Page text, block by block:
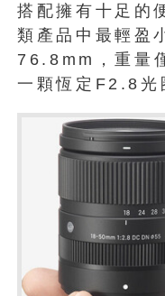
搭配擁有十足的
類產品中最輕盈
76.8mm，重量
一顆恆定F2.8光